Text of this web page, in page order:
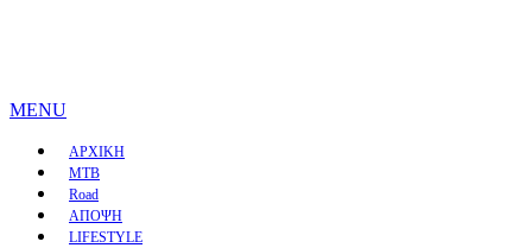
MENU
ΑΡΧΙΚΗ
MTB
Road
ΑΠΟΨΗ
LIFESTYLE